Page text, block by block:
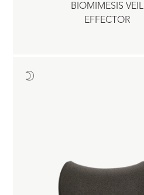
BIOMIMESIS VEIL
EFFECTOR